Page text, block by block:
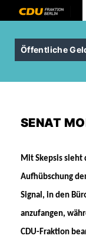
Öffentliche
SENAT
Mit Skepsis sieht
Aufhübschung
Signal, in den
anzufangen,
CDU-Fraktion